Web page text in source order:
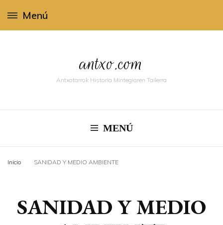
Menú
antxo.com
Antxotarrok Historia Mintegiaren Tailerra
MENÚ
Inicio SANIDAD Y MEDIO AMBIENTE
SANIDAD Y MEDIO